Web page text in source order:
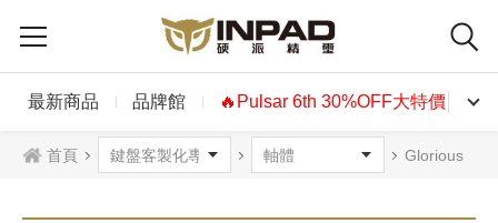
最新商品 品牌館 🔥Pulsar 6th 30%OFF大特價🔥
首頁 Glorious